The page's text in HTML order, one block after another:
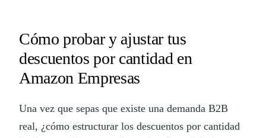
Cómo probar y ajustar tus
descuentos por cantidad en
Amazon Empresas
Una vez que sepas que existe una demanda B2B
real, ¿cómo estructurar los descuentos por cantidad